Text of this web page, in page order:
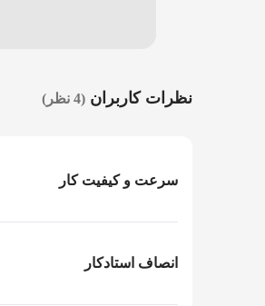
نظرات کاربران (4 نظر)
سرعت و کیفیت کار
انصاف استادکار